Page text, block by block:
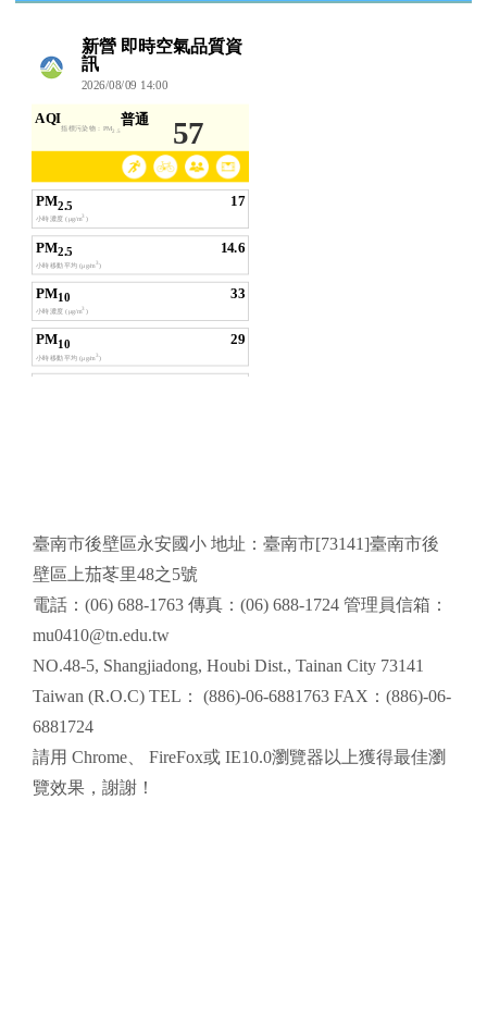
頁尾區域內容
臺南市後壁區永安國小 地址：臺南市[73141]臺南市後
壁區上茄苳里48之5號
電話：(06) 688-1763 傳真：(06) 688-1724 管理員信箱：
mu0410@tn.edu.tw
NO.48-5, Shangjiadong, Houbi Dist., Tainan City 73141
Taiwan (R.O.C) TEL： (886)-06-6881763 FAX：(886)-06-
6881724
請用 Chrome FireFox或 IE10.0瀏覽器以上獲得最佳瀏
覽效果，謝謝！